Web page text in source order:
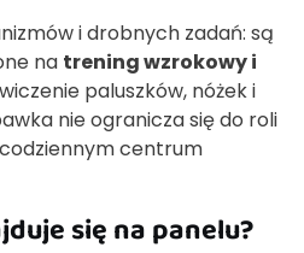
i drobnych zadań: są
na trening wzrokowy i
paluszków, nóżek i
nie ogranicza się do roli
centrum
się na panelu?